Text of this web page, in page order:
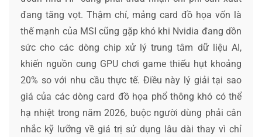
đang tăng vọt. Thậm chí, mảng card đồ họa vốn là
thế mạnh của MSI cũng gặp khó khi Nvidia đang dồn
sức cho các dòng chip xử lý trung tâm dữ liệu AI,
khiến nguồn cung GPU chơi game thiếu hụt khoảng
20% so với nhu cầu thực tế. Điều này lý giải tại sao
giá của các dòng card đồ họa phổ thông khó có thể
hạ nhiệt trong năm 2026, buộc người dùng phải cân
nhắc kỹ lưỡng về giá trị sử dụng lâu dài thay vì chỉ